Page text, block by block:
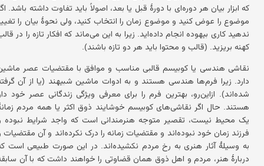
که ابزار بیان هر دوره‌ای با دورهٔ قبل یا بعد، اصولاً باید تفاوت داشته باشد.
موضوع را عوض کنید و موضوع زمان را انتخاب کنید، ولی نحوهٔ بیان را
ندهید کاری بیهوده انجام داده‌اید. زیرا به این می‌ماند که افکار تازه را در
کهنه بریزید. (قالب و محتوا باید هر دو تازه باشند).
نقاشی هندسی یا کوبیسم قالبی مناسب و موافق با مقتضیات عصر
دارد. زیرا فرم‌ها هندسی هستند و به ادوات ماشین شبیهند (یا از آن
شده‌اند). ازاین‌رو، بهترین فرم را برای معرفی ویژگی زندگانی عصر خود
هستند. حال اگر نقاشی‌های کوبیسم خوشایند ذوق اکثر یا همه مردم
یک محیط نیست، تقصیر متوجه هنرمندانی است که واجد شرایط نبوده
فرزند زمان خود نبوده‌اند و مقتضیات زمانه را درک نکرده‌اند و آن مقتضیات
به وسیلهٔ آثار هنری به رخ مردم نکشیده‌اند. در این صورت طبیعی است
دربارهٔ هنر، مردم و اهل ذوق همان قضاوتی را خواهند داشت که با آن